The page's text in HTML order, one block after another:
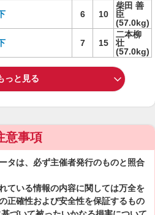
6 10
柴田 善
臣
(57.0kg)
7 15
二本柳
壮
(57.0kg)
っと見る
意事項
タは、必ず主催者発行のものと照合
ている情報の内容に関しては万全を
正確性および安全性を保証するもの